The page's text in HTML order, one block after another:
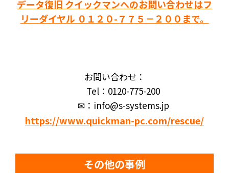
データ復旧 クイックマンへのお問い合わせはフ
リーダイヤル ０１２０-７７５－２００まで。
お問い合わせ：
Tel：0120-775-200
✉：info@s-systems.jp
https://www.quickman-pc.com/rescue/
その他の事例